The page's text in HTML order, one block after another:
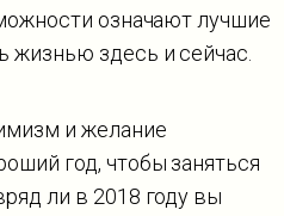
означают лучшие
жизнью здесь и сейчас.
и желание
год, чтобы заняться
ли в 2018 году вы